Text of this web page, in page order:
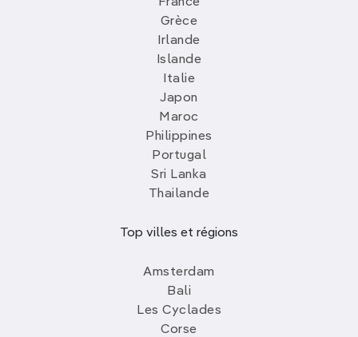
Grèce
Irlande
Islande
Italie
Japon
Maroc
Philippines
Portugal
Sri Lanka
Thailande
Top villes et régions
Amsterdam
Bali
Les Cyclades
Corse